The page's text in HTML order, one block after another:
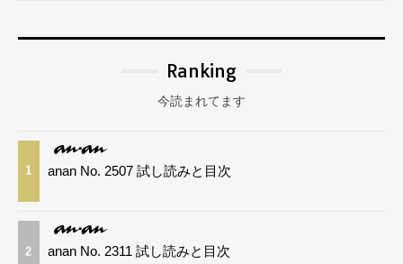
Ranking
今読まれてます
1 anan No. 2507 試し読みと目次
2 anan No. 2311 試し読みと目次